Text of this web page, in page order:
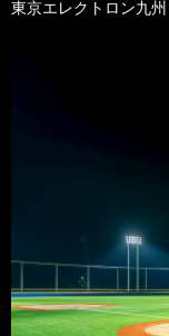
東京エレクトロン九